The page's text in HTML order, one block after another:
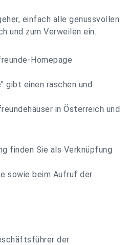
einfach alle genussvollen
und zum Verweilen ein.
Homepage
gibt einen raschen und
in Österreich und
finden Sie als Verknüpfung
sowie beim Aufruf der
der